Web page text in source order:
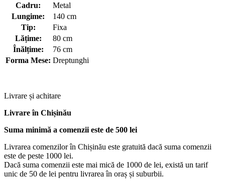
Cadru:
Metal
Lungime:
140 cm
Tip:
Fixa
Lățime:
80 cm
Înălțime:
76 cm
Forma Mese: Dreptunghi
Livrare și achitare
Livrareîn Chișinău
Suma minimă a comenzii este de 500 lei
Livrarea comenzilor în Chișinău este gratuită dacă suma comenzii
este de peste 1000 lei.
Dacă suma comenzii este mai mică de 1000 de lei, există un tarif
unic de 50 de lei pentru livrarea în oraș și suburbii.